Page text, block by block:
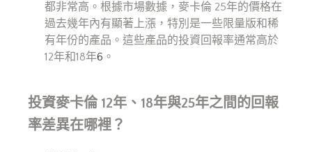
都非常高。根據市場數據，麥卡倫 25年的價格在
過去幾年內有顯著上漲，特別是一些限量版和稀
有年份的產品。這些產品的投資回報率通常高於
12年和18年6 。
投資麥卡倫 12年、18年與25年之間的回報
率差異在哪裡？